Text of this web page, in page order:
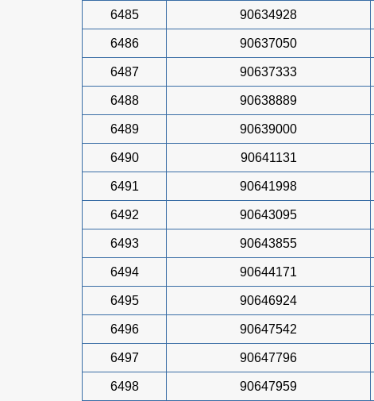
6485 90634928
6486 90637050
6487 90637333
6488 90638889
6489 90639000
6490 90641131
6491 90641998
6492 90643095
6493 90643855
6494 90644171
6495 90646924
6496 90647542
6497 90647796
6498 90647959